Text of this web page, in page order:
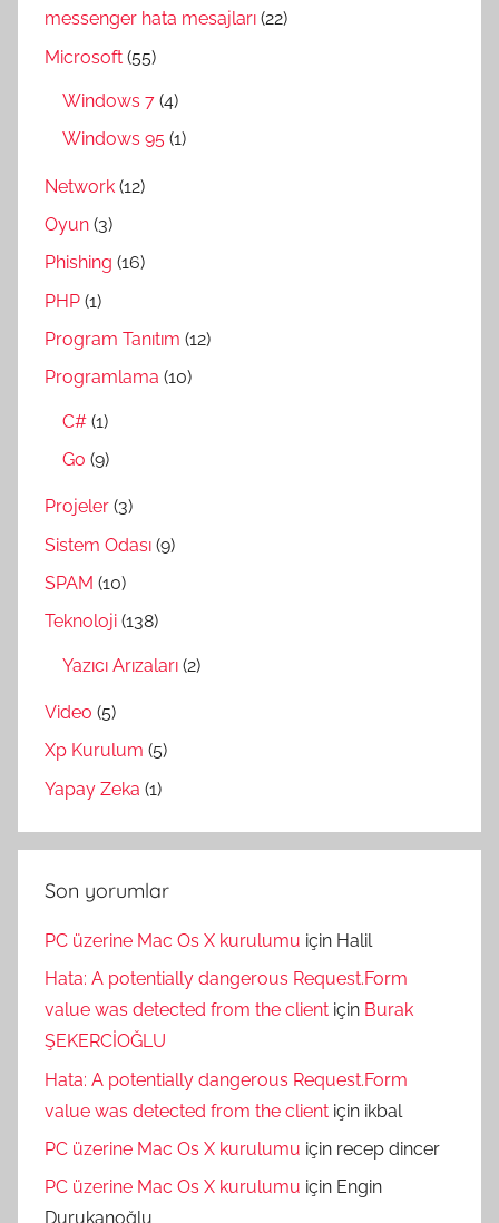
messenger hata mesajları (22)
Microsoft (55)
Windows 7 (4)
Windows 95 (1)
Network (12)
Oyun (3)
Phishing (16)
PHP (1)
Program Tanıtım (12)
Programlama (10)
C# (1)
Go (9)
Projeler (3)
Sistem Odası (9)
SPAM (10)
Teknoloji (138)
Yazıcı Arızaları (2)
Video (5)
Xp Kurulum (5)
Yapay Zeka (1)
Son yorumlar
PC üzerine Mac Os X kurulumu için Halil
Hata: A potentially dangerous Request.Form
value was detected from the client için Burak
ŞEKERCİOĞLU
Hata: A potentially dangerous Request.Form
value was detected from the client için ikbal
PC üzerine Mac Os X kurulumu için recep dincer
PC üzerine Mac Os X kurulumu için Engin
Durukanoğlu